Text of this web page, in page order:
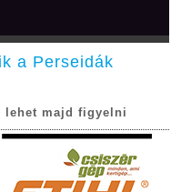
a Perseidák
lehet majd figyelni